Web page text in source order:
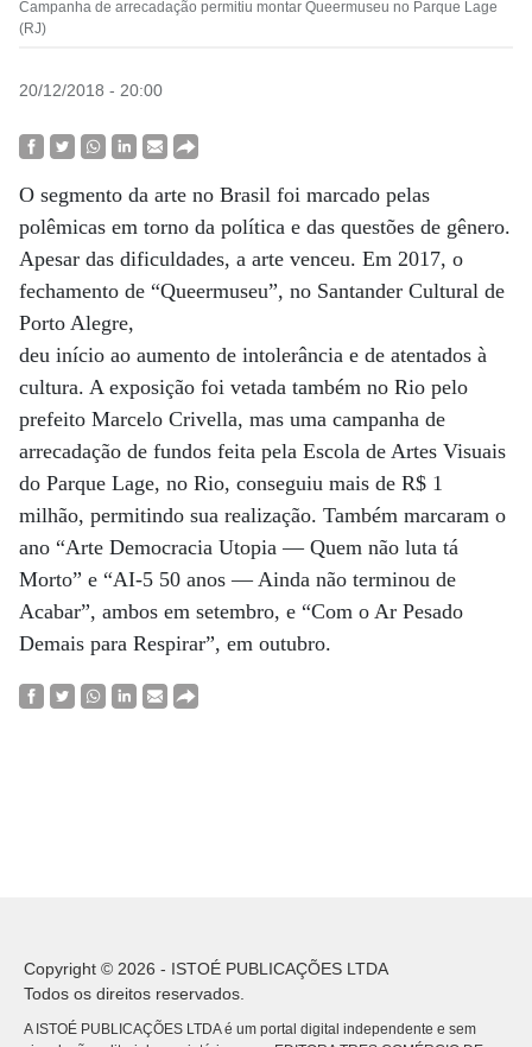
Campanha de arrecadação permitiu montar Queermuseu no Parque Lage
(RJ)
20/12/2018 - 20:00
O segmento da arte no Brasil foi marcado pelas
polêmicas em torno da política e das questões de gênero.
Apesar das dificuldades, a arte venceu. Em 2017, o
fechamento de “Queermuseu”, no Santander Cultural de
Porto Alegre,
deu início ao aumento de intolerância e de atentados à
cultura. A exposição foi vetada também no Rio pelo
prefeito Marcelo Crivella, mas uma campanha de
arrecadação de fundos feita pela Escola de Artes Visuais
do Parque Lage, no Rio, conseguiu mais de R$ 1
milhão, permitindo sua realização. Também marcaram o
ano “Arte Democracia Utopia — Quem não luta tá
Morto” e “AI-5 50 anos — Ainda não terminou de
Acabar”, ambos em setembro, e “Com o Ar Pesado
Demais para Respirar”, em outubro.
Copyright © 2026 - ISTOÉ PUBLICAÇÕES LTDA
Todos os direitos reservados.
A ISTOÉ PUBLICAÇÕES LTDA é um portal digital independente e sem